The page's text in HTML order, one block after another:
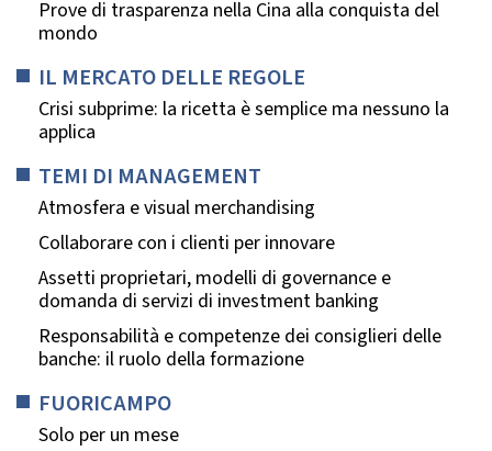
Prove di trasparenza nella Cina alla conquista del
mondo
IL MERCATO DELLE REGOLE
Crisi subprime: la ricetta è semplice ma nessuno la
applica
TEMI DI MANAGEMENT
Atmosfera e visual merchandising
Collaborare con i clienti per innovare
Assetti proprietari, modelli di governance e
domanda di servizi di investment banking
Responsabilità e competenze dei consiglieri delle
banche: il ruolo della formazione
FUORICAMPO
Solo per un mese